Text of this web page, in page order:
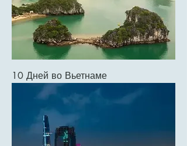
10 Дней во Вьетнаме